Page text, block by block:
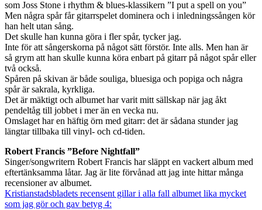
som Joss Stone i rhythm & blues-klassikern ”I put a spell on you”
Men några spår får gitarrspelet dominera och i inledningssången kör
han helt utan sång.
Det skulle han kunna göra i fler spår, tycker jag.
Inte för att sångerskorna på något sätt förstör. Inte alls. Men han är
så grym att han skulle kunna köra enbart på gitarr på något spår eller
två också.
Spåren på skivan är både souliga, bluesiga och popiga och några
spår är sakrala, kyrkliga.
Det är mäktigt och albumet har varit mitt sällskap när jag åkt
pendeltåg till jobbet i mer än en vecka nu.
Omslaget har en häftig örn med gitarr: det är sådana stunder jag
längtar tillbaka till vinyl- och cd-tiden.
Robert Francis ”Before Nightfall”
Singer/songwritern Robert Francis har släppt en vackert album med
eftertänksamma låtar. Jag är lite förvånad att jag inte hittar många
recensioner av albumet.
Kristianstadsbladets recensent gillar i alla fall albumet lika mycket
som jag gör och gav betyg 4: